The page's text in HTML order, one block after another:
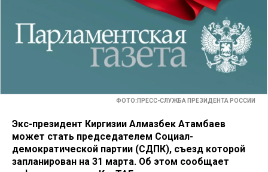
ФОТО:ПРЕСС-СЛУЖБА ПРЕЗИДЕНТА РОССИИ
Экс-президент Киргизии Алмазбек Атамбаев
может стать председателем Социал-
демократической партии (СДПК), съезд которой
запланирован на 31 марта. Об этом сообщает